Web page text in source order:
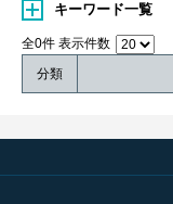
キーワード一覧
全0件 表示件数
分類